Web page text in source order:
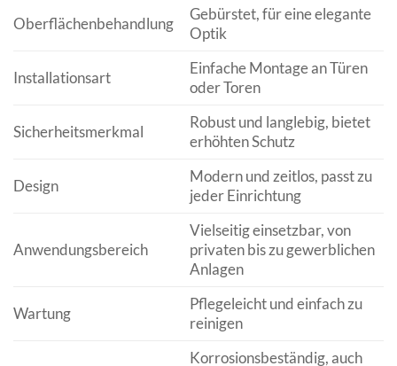
Oberflächenbehandlung
Gebürstet, für eine elegante
Optik
Installationsart
Einfache Montage an Türen
oder Toren
Sicherheitsmerkmal
Robust und langlebig, bietet
erhöhten Schutz
Design
Modern und zeitlos, passt zu
jeder Einrichtung
Anwendungsbereich
Vielseitig einsetzbar, von
privaten bis zu gewerblichen
Anlagen
Wartung
Pflegeleicht und einfach zu
reinigen
Korrosionsbeständig, auch